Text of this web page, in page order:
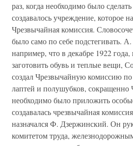
раз, когда необходимо было
создавалось учреждение, которое
Чрезвычайная комиссия.
было само по себе подстегивать.
например, что в декабре 1922 года,
заготовить обувь и теплые вещи,
создал Чрезвычайную комиссию по
лаптей и полушубков, сокращенно
необходимо было приложить
создавалась чрезвычайная
назначался Ф. Дзержинский. Он
комитетом труда,